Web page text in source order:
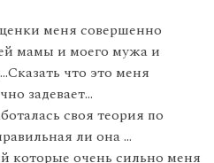
меня совершенно
мамы и моего мужа и
что это меня
задевает…
своя теория по
ли она …
которые очень сильно меня